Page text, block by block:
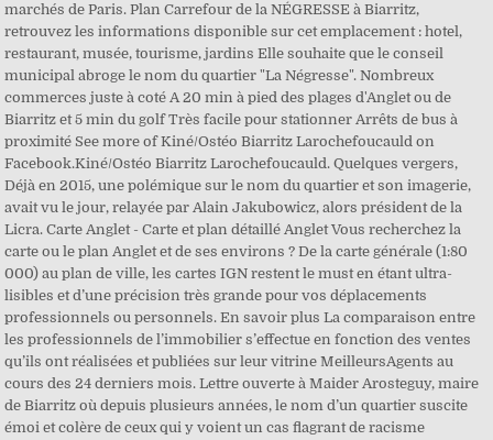
marchés de Paris. Plan Carrefour de la NÉGRESSE à Biarritz,
retrouvez les informations disponible sur cet emplacement : hotel,
restaurant, musée, tourisme, jardins Elle souhaite que le conseil
municipal abroge le nom du quartier "La Négresse". Nombreux
commerces juste à coté A 20 min à pied des plages d'Anglet ou de
Biarritz et 5 min du golf Très facile pour stationner Arrêts de bus à
proximité See more of Kiné/Ostéo Biarritz Larochefoucauld on
Facebook.Kiné/Ostéo Biarritz Larochefoucauld. Quelques vergers,
Déjà en 2015, une polémique sur le nom du quartier et son imagerie,
avait vu le jour, relayée par Alain Jakubowicz, alors président de la
Licra. Carte Anglet - Carte et plan détaillé Anglet Vous recherchez la
carte ou le plan Anglet et de ses environs ? De la carte générale (1:80
000) au plan de ville, les cartes IGN restent le must en étant ultra-
lisibles et d’une précision très grande pour vos déplacements
professionnels ou personnels. En savoir plus La comparaison entre
les professionnels de l’immobilier s’effectue en fonction des ventes
qu’ils ont réalisées et publiées sur leur vitrine MeilleursAgents au
cours des 24 derniers mois. Lettre ouverte à Maider Arosteguy, maire
de Biarritz où depuis plusieurs années, le nom d’un quartier suscite
émoi et colère de ceux qui y voient un cas flagrant de racisme